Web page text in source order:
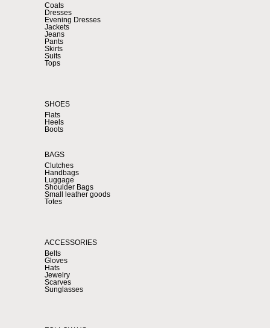
Coats
Dresses
Evening Dresses
Jackets
Jeans
Pants
Skirts
Suits
Tops
SHOES
Flats
Heels
Boots
BAGS
Clutches
Handbags
Luggage
Shoulder Bags
Small leather goods
Totes
ACCESSORIES
Belts
Gloves
Hats
Jewelry
Scarves
Sunglasses